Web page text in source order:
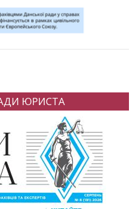
ЮРИСТА